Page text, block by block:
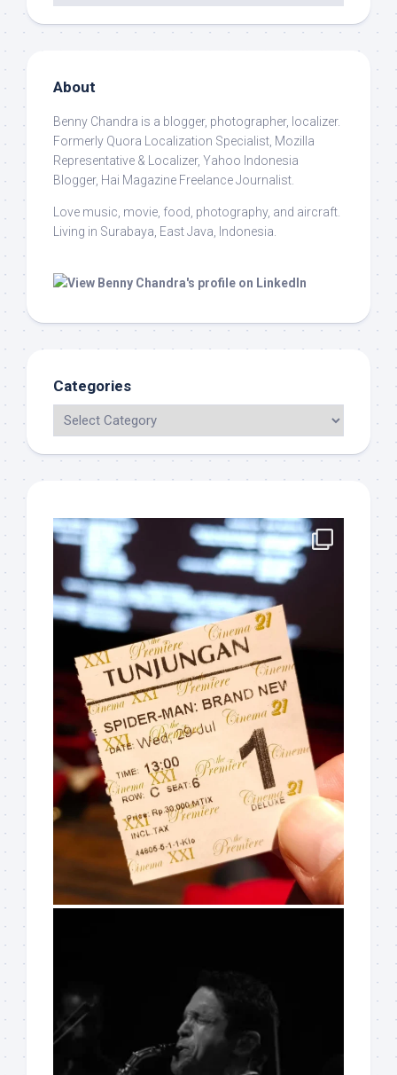
About
Benny Chandra is a blogger, photographer, localizer.
Formerly Quora Localization Specialist, Mozilla
Representative & Localizer, Yahoo Indonesia
Blogger, Hai Magazine Freelance Journalist.
Love music, movie, food, photography, and aircraft.
Living in Surabaya, East Java, Indonesia.
Categories